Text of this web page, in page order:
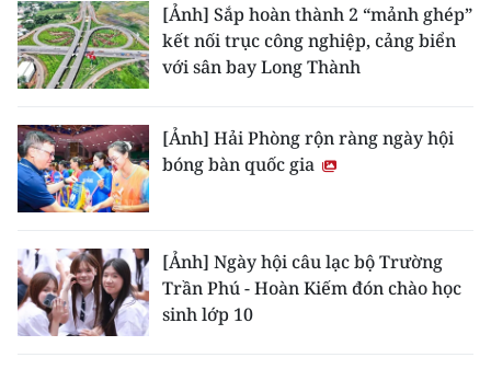
[Ảnh] Sắp hoàn thành 2 “mảnh ghép”
kết nối trục công nghiệp, cảng biển
với sân bay Long Thành
[Ảnh] Hải Phòng rộn ràng ngày hội
bóng bàn quốc gia
[Ảnh] Ngày hội câu lạc bộ Trường
Trần Phú - Hoàn Kiếm đón chào học
sinh lớp 10